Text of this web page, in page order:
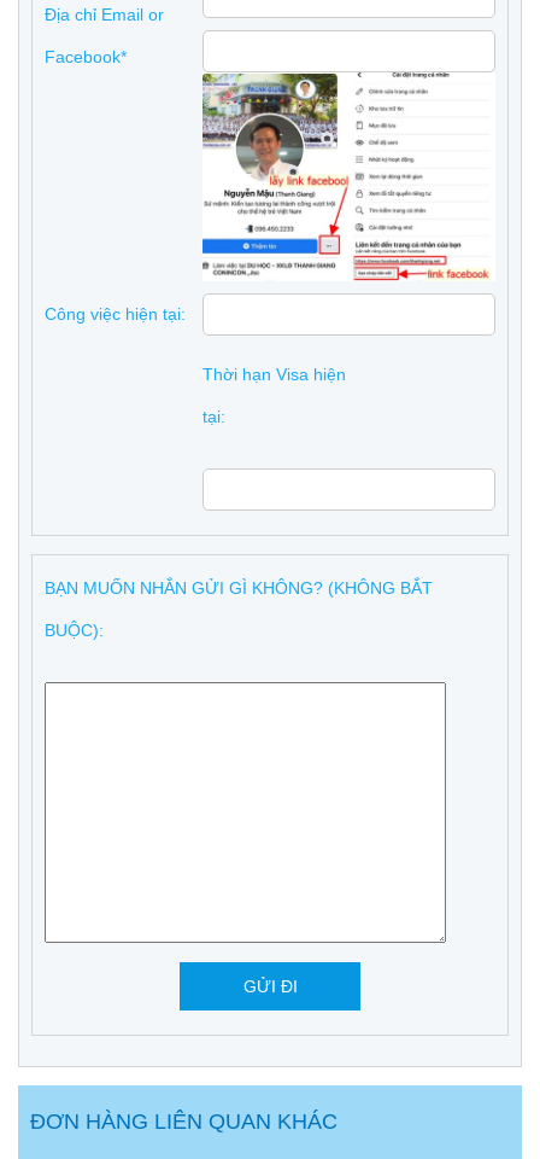
Địa chỉ Email or
Facebook*
Công việc hiện tại:
Thời hạn Visa hiện
tại:
BẠN MUỐN NHẮN GỬI GÌ KHÔNG? (KHÔNG BẮT
BUỘC):
ĐƠN HÀNG LIÊN QUAN KHÁC